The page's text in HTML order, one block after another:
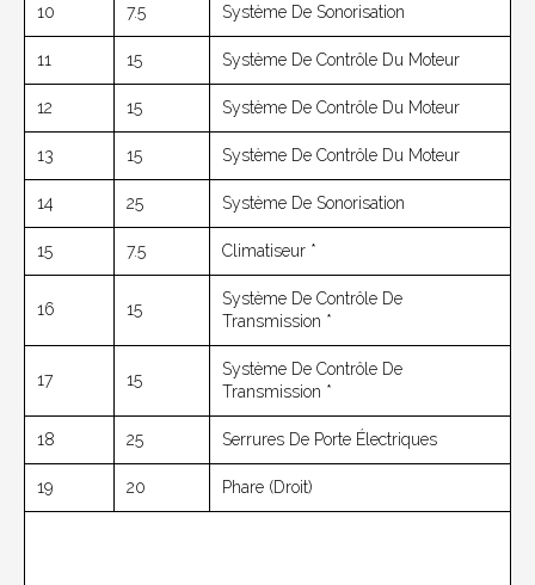
10 7.5 Système De Sonorisation
11 15 Système De Contrôle Du Moteur
12 15 Système De Contrôle Du Moteur
13 15 Système De Contrôle Du Moteur
14 25 Système De Sonorisation
15 7.5 Climatiseur *
16 15
Système De Contrôle De
Transmission *
17 15
Système De Contrôle De
Transmission *
18 25 Serrures De Porte Électriques
19 20 Phare (droit)